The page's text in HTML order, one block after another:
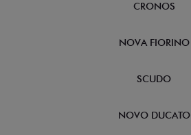
CRONOS
NOVA FIORINO
SCUDO
NOVO DUCATO